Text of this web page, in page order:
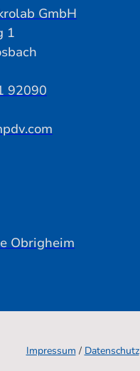
GmbH
1
92090
Obrigheim
Impressum / Datenschutz